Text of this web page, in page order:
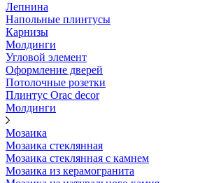
Лепнина
Напольные плинтусы
Карнизы
Молдинги
Угловой элемент
Оформление дверей
Потолочные розетки
Плинтус Orac decor
Молдинги
Мозаика
Мозаика стеклянная
Мозаика стеклянная с камнем
Мозаика из керамогранита